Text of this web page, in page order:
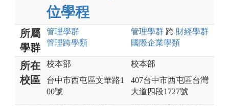
位學程
所屬
學群
管理學群
管理跨學類
管理學群 跨 財經學群
國際企業學類
所在
校區
校本部
台中市西屯區文華路1
00號
校本部
407台中市西屯區台灣
大道四段1727號